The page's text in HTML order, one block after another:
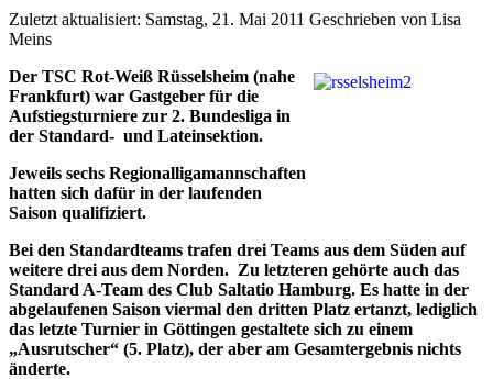
Zuletzt aktualisiert: Samstag, 21. Mai 2011 Geschrieben von Lisa
Meins
Der TSC Rot-Weiß Rüsselsheim (nahe
Frankfurt) war Gastgeber für die
Aufstiegsturniere zur 2. Bundesliga in
der Standard- und Lateinsektion.
Jeweils sechs Regionalligamannschaften
hatten sich dafür in der laufenden
Saison qualifiziert.
Bei den Standardteams trafen drei Teams aus dem Süden auf
weitere drei aus dem Norden. Zu letzteren gehörte auch das
Standard A-Team des Club Saltatio Hamburg. Es hatte in der
abgelaufenen Saison viermal den dritten Platz ertanzt, lediglich
das letzte Turnier in Göttingen gestaltete sich zu einem
„Ausrutscher“ (5. Platz), der aber am Gesamtergebnis nichts
änderte.